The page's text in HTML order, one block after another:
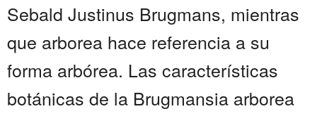
Sebald Justinus Brugmans, mientras
que arborea hace referencia a su
forma arbórea. Las características
botánicas de la Brugmansia arborea